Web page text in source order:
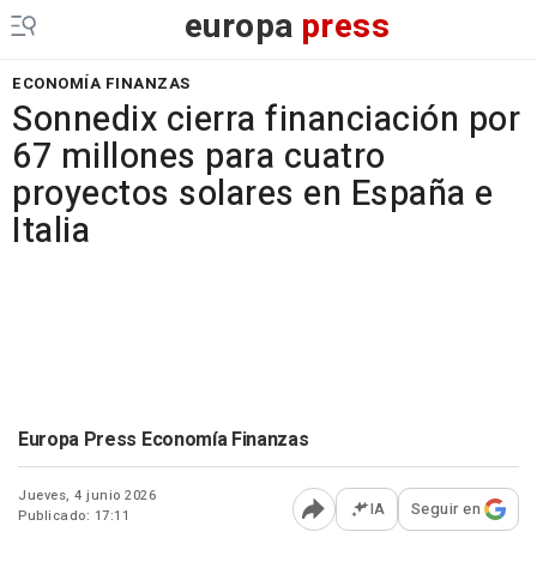
europa press
ECONOMÍA FINANZAS
Sonnedix cierra financiación por
67 millones para cuatro
proyectos solares en España e
Italia
Europa Press Economía Finanzas
Jueves, 4 junio 2026
Publicado: 17:11
Abrir opciones para
IA Seguir en